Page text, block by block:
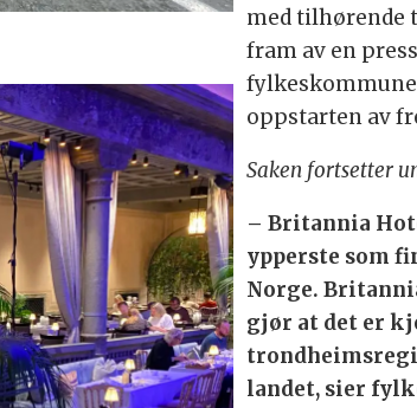
med tilhørende
fram av en
oppstarten av
Saken fortsetter
– Britannia
ypperste som
Norge.
gjør at det er
landet, sier